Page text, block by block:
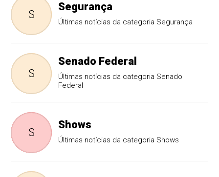
S
Segurança
Últimas notícias da categoria Segurança
S
Senado Federal
Últimas notícias da categoria Senado
Federal
S
Shows
Últimas notícias da categoria Shows